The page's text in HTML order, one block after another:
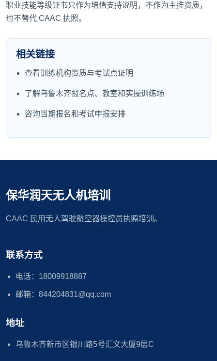
职业技能等级证书只作为增值支持说明，不作为主推资质，
也不替代 CAAC 执照。
相关链接
查看训练机构资质与考试点证明
了解乌鲁木齐报名点、教室和实操训练场
咨询当期报名和考试申报安排
保华润天无人机培训
CAAC 民用无人驾驶航空器操控员执照培训。
联系方式
电话：18009918887
邮箱：844204831@qq.com
地址
乌鲁木齐新市区银川路5号汇文大厦9层C